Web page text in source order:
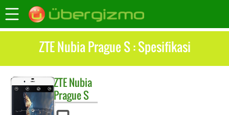
ZTE Nubia Prague S : Spesifikasi
ZTENubia
Prague S